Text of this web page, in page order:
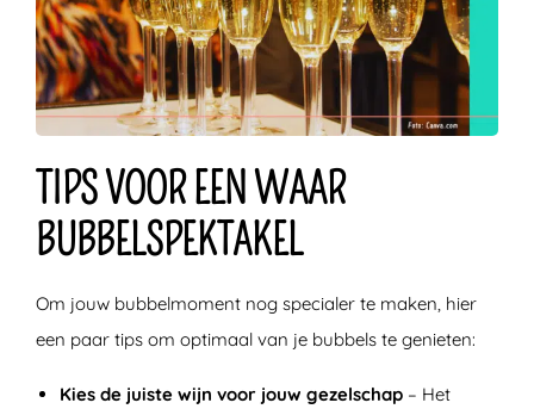
TIPS VOOR EEN WAAR
BUBBELSPEKTAKEL
Om jouw bubbelmoment nog specialer te maken, hier
een paar tips om optimaal van je bubbels te genieten:
Kies de juiste wijn voor jouw gezelschap – Het